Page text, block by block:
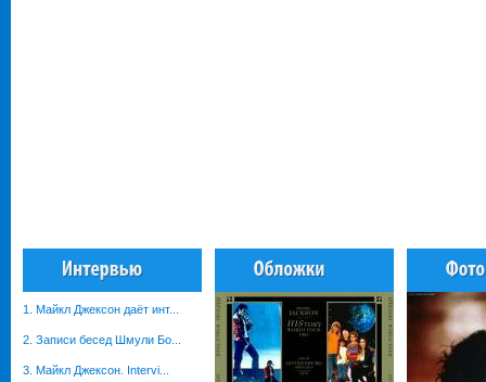
1. Майкл Джексон даёт инт...
2. Записи бесед Шмули Бо...
3. Майкл Джексон. Intervi...